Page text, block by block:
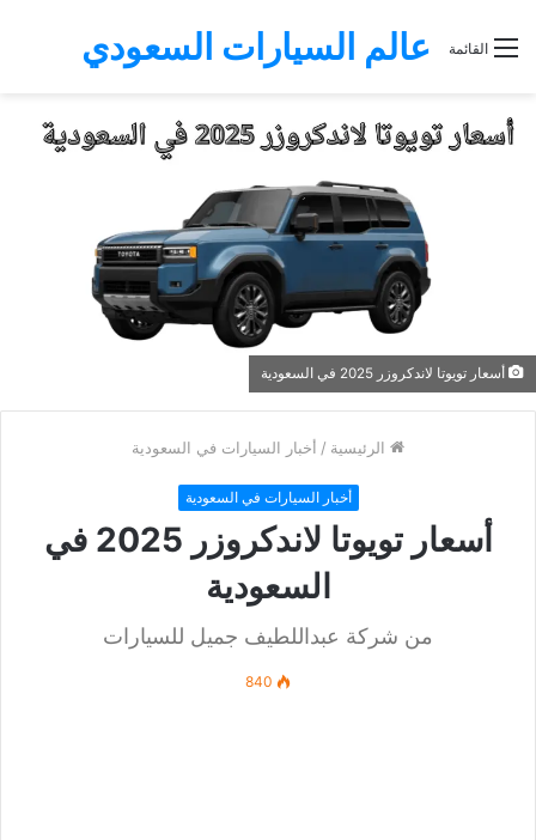
عالم السيارات السعودي القائمة
أسعار تويوتا لاندكروزر 2025 في السعودية
الرئيسية / أخبار السيارات في السعودية
أخبار السيارات في السعودية
أسعار تويوتا لاندكروزر 2025 في
السعودية
من شركة عبداللطيف جميل للسيارات
840